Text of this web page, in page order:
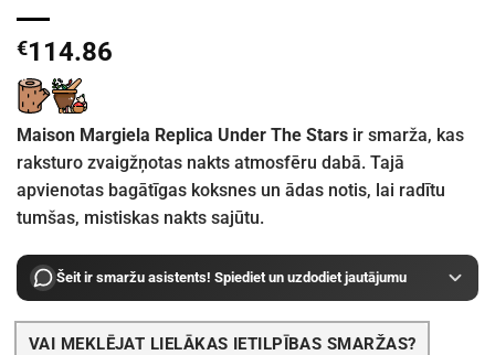
€114.86
Maison Margiela Replica Under The Stars ir smarža, kas
raksturo zvaigžņotas nakts atmosfēru dabā. Tajā
apvienotas bagātīgas koksnes un ādas notis, lai radītu
tumšas, mistiskas nakts sajūtu.
Šeit ir smaržu asistents! Spiediet un uzdodiet jautājumu
VAI MEKLĒJAT LIELĀKAS IETILPĪBAS SMARŽAS?